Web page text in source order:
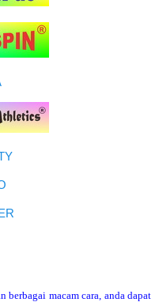
berbagai macam cara, anda dapat